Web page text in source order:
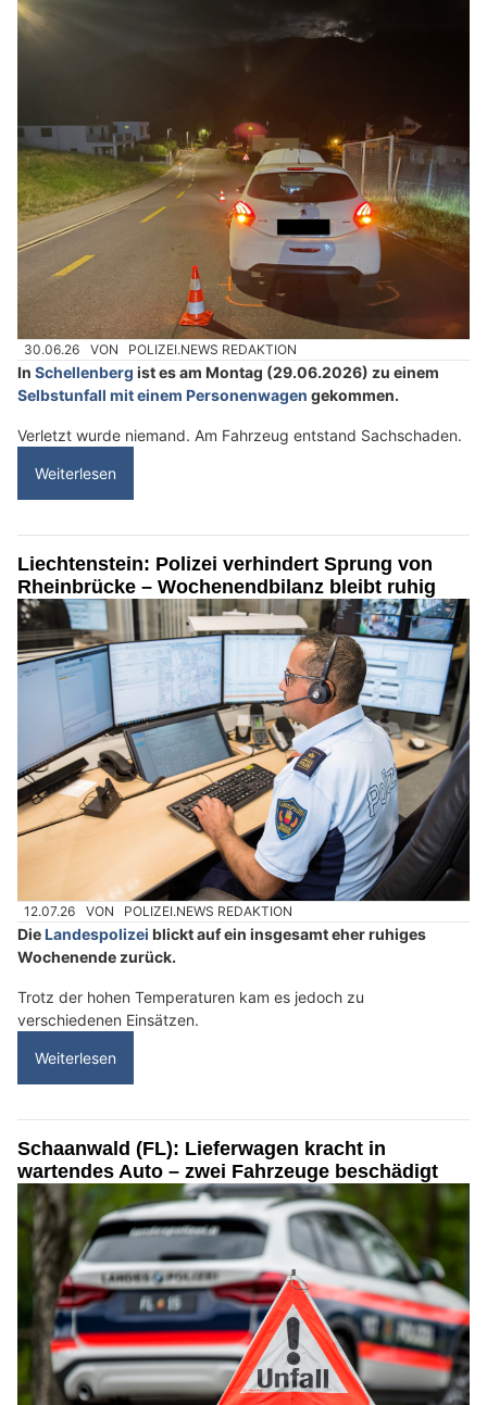
30.06.26 VON POLIZEI.NEWS REDAKTION
In Schellenberg ist es am Montag (29.06.2026) zu einem
Selbstunfall mit einem Personenwagen gekommen.
Verletzt wurde niemand. Am Fahrzeug entstand Sachschaden.
Weiterlesen
Liechtenstein: Polizei verhindert Sprung von
Rheinbrücke – Wochenendbilanz bleibt ruhig
12.07.26 VON POLIZEI.NEWS REDAKTION
DieLandespolizei blickt auf ein insgesamt eher ruhiges
Wochenende zurück.
Trotz der hohen Temperaturen kam es jedoch zu
verschiedenen Einsätzen.
Weiterlesen
Schaanwald (FL): Lieferwagen kracht in
wartendes Auto – zwei Fahrzeuge beschädigt